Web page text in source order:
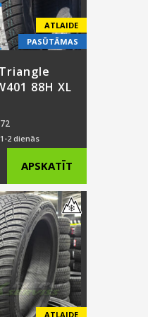
ATLAIDE
PASŪTĀMAS
88H XL
72
2 dienās
APSKATĪT
ATLAIDE